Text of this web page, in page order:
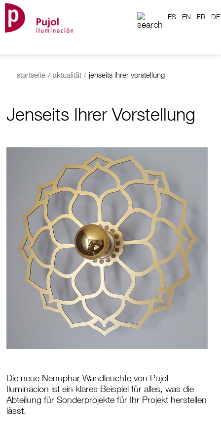
ES EN FR DE
startseite / aktualität / jenseits ihrer vorstellung
Jenseits Ihrer Vorstellung
Die neue Nenuphar Wandleuchte von Pujol
Iluminacion ist ein klares Beispiel für alles, was die
Abteilung für Sonderprojekte für Ihr Projekt herstellen
lässt.